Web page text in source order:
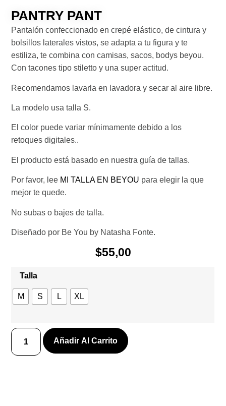
PANTRY PANT
Pantalón confeccionado en crepé elástico, de cintura y
bolsillos laterales vistos, se adapta a tu figura y te
estiliza, te combina con camisas, sacos, bodys beyou.
Con tacones tipo stiletto y una super actitud.
Recomendamos lavarla en lavadora y secar al aire libre.
La modelo usa talla S.
El color puede variar mínimamente debido a los
retoques digitales..
El producto está basado en nuestra guía de tallas.
Por favor, lee MI TALLA EN BEYOU para elegir la que
mejor te quede.
No subas o bajes de talla.
Diseñado por Be You by Natasha Fonte.
$55,00
Talla
M S L XL
Añadir Al Carrito